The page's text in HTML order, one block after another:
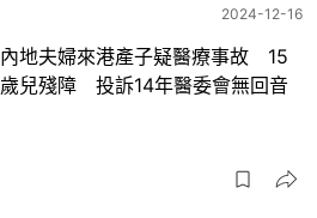
2024-12-16
內地夫婦來港產子疑醫療事故 15
歲兒殘障 投訴14年醫委會無回音